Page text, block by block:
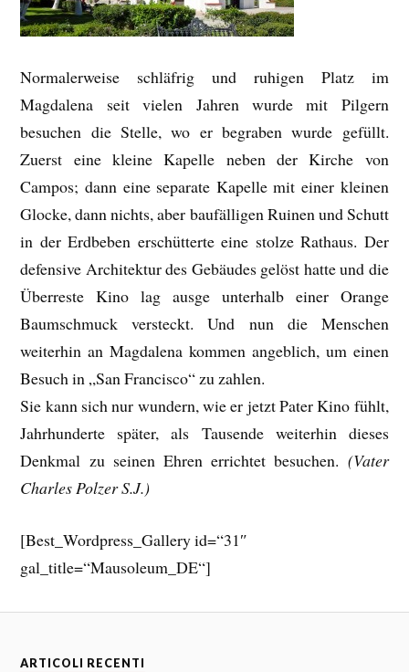
Normalerweise schläfrig und ruhigen Platz im
Magdalena seit vielen Jahren wurde mit Pilgern
besuchen die Stelle, wo er begraben wurde gefüllt.
Zuerst eine kleine Kapelle neben der Kirche von
Campos; dann eine separate Kapelle mit einer kleinen
Glocke, dann nichts, aber baufälligen Ruinen und Schutt
in der Erdbeben erschütterte eine stolze Rathaus. Der
defensive Architektur des Gebäudes gelöst hatte und die
Überreste Kino lag ausge unterhalb einer Orange
Baumschmuck versteckt. Und nun die Menschen
weiterhin an Magdalena kommen angeblich, um einen
Besuch in „San Francisco“ zu zahlen.
Sie kann sich nur wundern, wie er jetzt Pater Kino fühlt,
Jahrhunderte später, als Tausende weiterhin dieses
Denkmal zu seinen Ehren errichtet besuchen. (Vater
Charles Polzer S.J.)
[Best_Wordpress_Gallery id=“31″
gal_title=“Mausoleum_DE“]
ARTICOLI RECENTI